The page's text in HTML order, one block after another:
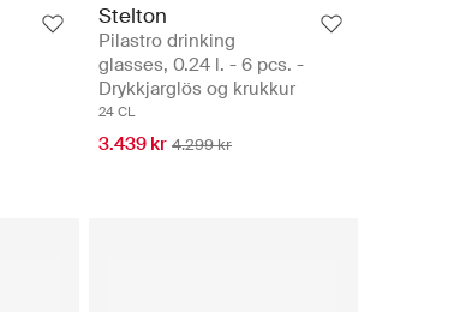
Stelton
Pilastro drinking
glasses, 0.24 l. - 6 pcs. -
Drykkjarglös og krukkur
24 CL
3.439 kr 4.299 kr